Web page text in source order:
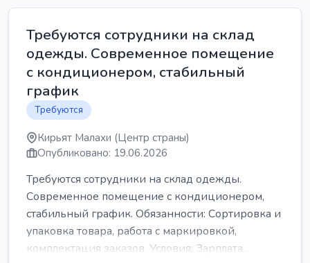
Требуются сотрудники на склад
одежды. Современное помещение
с кондиционером, стабильный
график
Требуются
Кирьят Малахи (Центр страны)
Опубликовано: 19.06.2026
Требуются сотрудники на склад одежды.
Современное помещение с кондиционером,
стабильный график. Обязанности: Сортировка и
упаковка товара, работа с маркировкой,
комплектация заказов. Условия: Зарплата...